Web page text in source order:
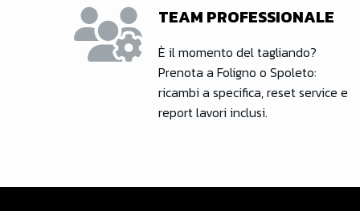
TEAM PROFESSIONALE
È il momento del tagliando?
Prenota a Foligno o Spoleto:
ricambi a specifica, reset service e
report lavori inclusi.